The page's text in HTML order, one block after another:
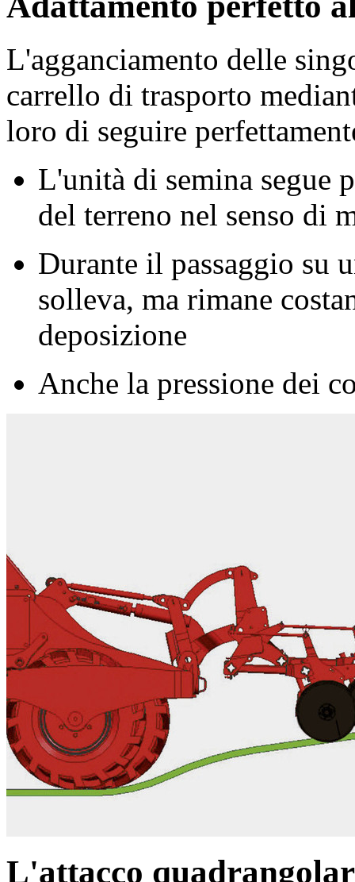
L'agganciamento delle
carrello di trasporto
loro di seguire
L'unità di semina segue
del terreno nel senso di
Durante il passaggio su
solleva, ma rimane
deposizione
Anche la pressione dei
L'attacco